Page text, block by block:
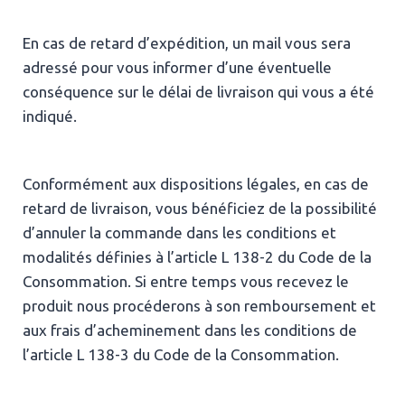
En cas de retard d’expédition, un mail vous sera
adressé pour vous informer d’une éventuelle
conséquence sur le délai de livraison qui vous a été
indiqué.
Conformément aux dispositions légales, en cas de
retard de livraison, vous bénéficiez de la possibilité
d’annuler la commande dans les conditions et
modalités définies à l’article L 138-2 du Code de la
Consommation. Si entre temps vous recevez le
produit nous procéderons à son remboursement et
aux frais d’acheminement dans les conditions de
l’article L 138-3 du Code de la Consommation.